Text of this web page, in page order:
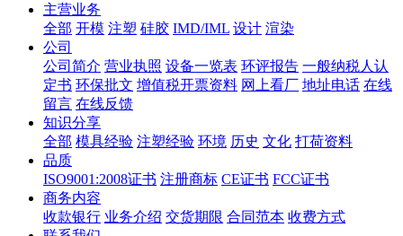
主营业务
全部 开模 注塑 硅胶 IMD/IML 设计 渲染
公司
公司简介 营业执照 设备一览表 环评报告 一般纳税人认
定书 环保批文 增值税开票资料 网上看厂 地址电话 在线
留言 在线反馈
知识分享
全部 模具经验 注塑经验 环境 历史 文化 打荷资料
品质
ISO9001:2008证书 注册商标 CE证书 FCC证书
商务内容
收款银行 业务介绍 交货期限 合同范本 收费方式